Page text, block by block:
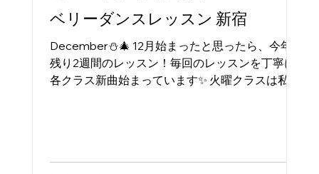
ベリーダンスレッスン 新宿
December⛄️🎄 12月始まったと思ったら、今年は
残り2週間のレッスン！毎回のレッスンを丁寧に◉
各クラス新曲始まっています✨ 火曜クラスは私の
#dancelesson #raqssharki #danzaárabe #ベリ